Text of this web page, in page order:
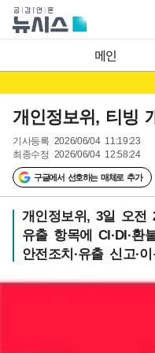
메인
개인정보위, 티빙
기사등록 2026/06/04 11:19:23
최종수정 2026/06/04 12:58:24
구글에서 선호하는 매체로 추가
개인정보위, 3일 오전
유출 항목에 CI·DI·환
안전조치·유출 신고·